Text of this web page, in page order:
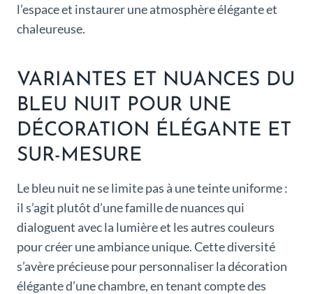
l’espace et instaurer une atmosphère élégante et
chaleureuse.
VARIANTES ET NUANCES DU
BLEU NUIT POUR UNE
DÉCORATION ÉLÉGANTE ET
SUR-MESURE
Le bleu nuit ne se limite pas à une teinte uniforme :
il s’agit plutôt d’une famille de nuances qui
dialoguent avec la lumière et les autres couleurs
pour créer une ambiance unique. Cette diversité
s’avère précieuse pour personnaliser la décoration
élégante d’une chambre, en tenant compte des